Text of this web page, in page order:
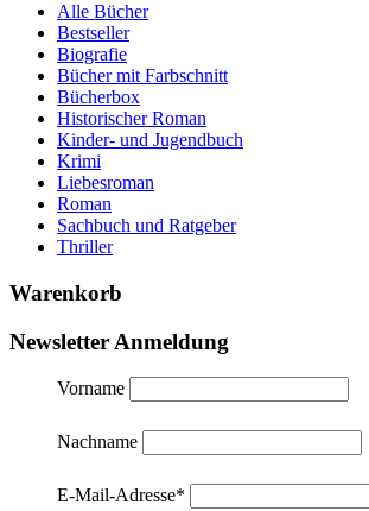
Alle Bücher
Bestseller
Biografie
Bücher mit Farbschnitt
Bücherbox
Historischer Roman
Kinder- und Jugendbuch
Krimi
Liebesroman
Roman
Sachbuch und Ratgeber
Thriller
Warenkorb
Newsletter Anmeldung
Vorname
Nachname
E-Mail-Adresse*